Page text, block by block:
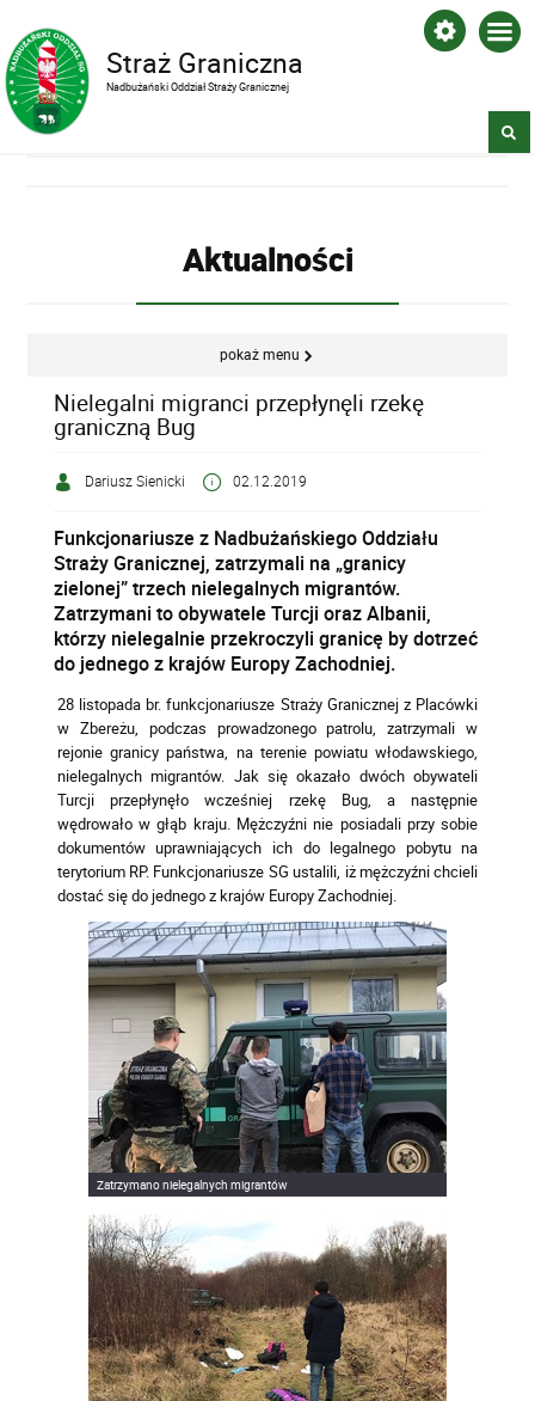
Straż Graniczna
Nadbużański Oddział Straży Granicznej
Aktualności
pokaż menu
Nielegalni migranci przepłynęli rzekę
graniczną Bug
Dariusz Sienicki 02.12.2019
Funkcjonariusze z Nadbużańskiego Oddziału
Straży Granicznej, zatrzymali na „granicy
zielonej” trzech nielegalnych migrantów.
Zatrzymani to obywatele Turcji oraz Albanii,
którzy nielegalnie przekroczyli granicę by dotrzeć
do jednego z krajów Europy Zachodniej.
28 listopada br. funkcjonariusze Straży Granicznej z Placówki
w Zbereżu, podczas prowadzonego patrolu, zatrzymali w
rejonie granicy państwa, na terenie powiatu włodawskiego,
nielegalnych migrantów. Jak się okazało dwóch obywateli
Turcji przepłynęło wcześniej rzekę Bug, a następnie
wędrowało w głąb kraju. Mężczyźni nie posiadali przy sobie
dokumentów uprawniających ich do legalnego pobytu na
terytorium RP. Funkcjonariusze SG ustalili, iż mężczyźni chcieli
dostać się do jednego z krajów Europy Zachodniej.
Zatrzymano nielegalnych migrantów